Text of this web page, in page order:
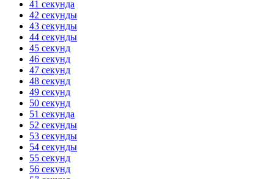
41 секунда
42 секунды
43 секунды
44 секунды
45 секунд
46 секунд
47 секунд
48 секунд
49 секунд
50 секунд
51 секунда
52 секунды
53 секунды
54 секунды
55 секунд
56 секунд